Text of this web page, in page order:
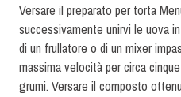
Versare il preparato per torta
successivamente unirvi le uova
di un frullatore o di un mixer
massima velocità per circa
grumi. Versare il composto